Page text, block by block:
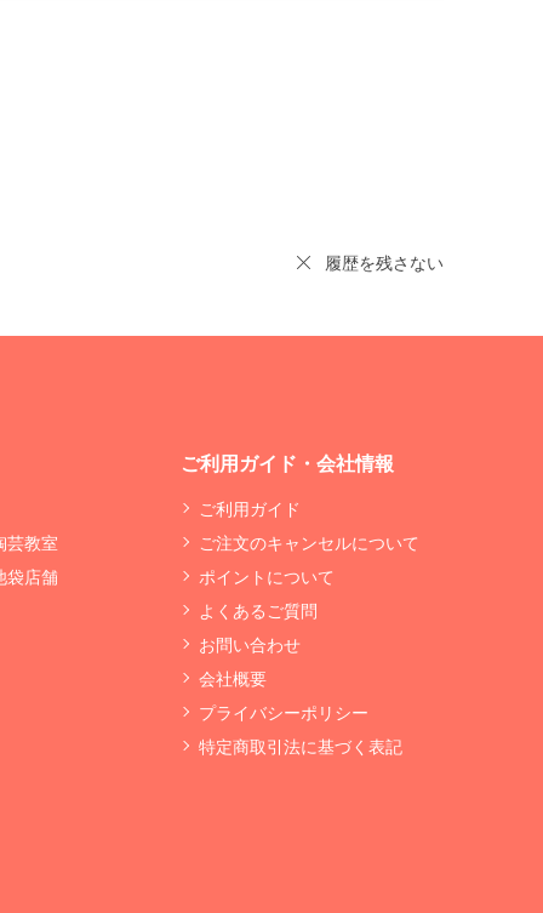
履歴を残さない
芸教室
袋店舗
ご利用ガイド・会社情報
ご利用ガイド
ご注文のキャンセルについて
ポイントについて
よくあるご質問
お問い合わせ
会社概要
プライバシーポリシー
特定商取引法に基づく表記